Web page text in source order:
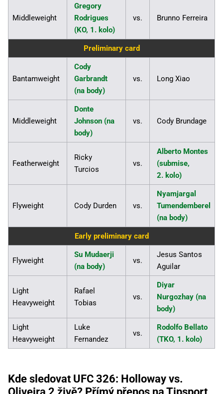
Middleweight
Gregory
Rodrigues
(KO, 1. kolo)
vs. Brunno Ferreira
Preliminary card
Bantamweight
Cody
Garbrandt
(na body)
vs. Long Xiao
Middleweight
Donte
Johnson (na
body)
vs. Cody Brundage
Featherweight
Ricky
Turcios
vs.
Alberto Montes
(submise,
2. kolo)
Flyweight Cody Durden vs.
Nyamjargal
Tumendemberel
(na body)
Early preliminary card
Flyweight
Su Mudaerji
(na body)
vs.
Jesus Santos
Aguilar
Light
Heavyweight
Rafael
Tobias
vs.
Diyar
Nurgozhay (na
body)
Light
Heavyweight
Luke
Fernandez
vs.
Rodolfo Bellato
(TKO, 1. kolo)
Kde sledovat UFC 326: Holloway vs.